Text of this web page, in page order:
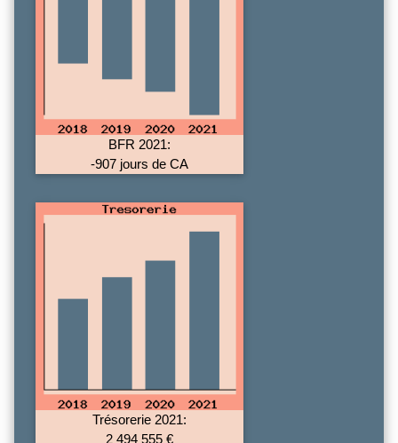
BFR 2021:
-907 jours de CA
Trésorerie 2021:
2 494 555 €